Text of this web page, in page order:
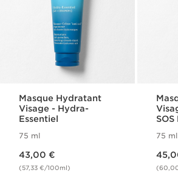
Masque Hydratant
Visage​ - Hydra-
Essentiel
75 ml
43,00 €
(57,33 €/100ml)
SOS
75 ml